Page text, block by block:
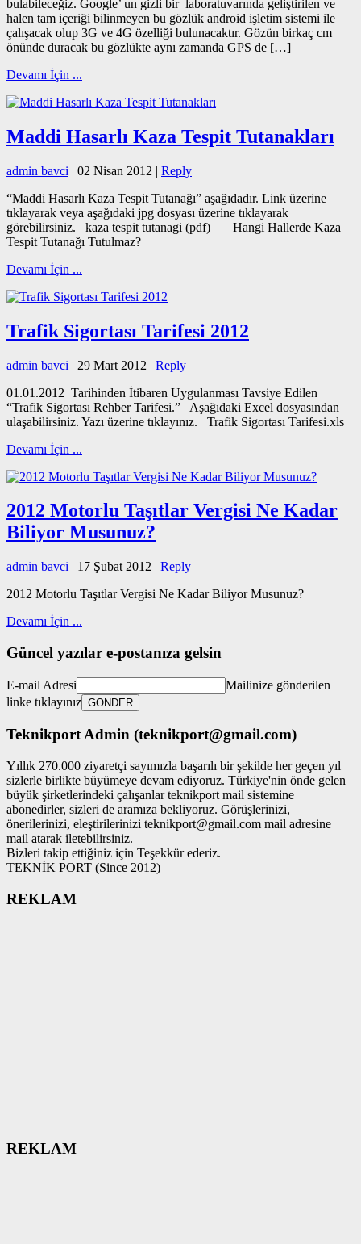
bulabileceğiz. Google’ un gizli bir laboratuvarında geliştirilen ve
halen tam içeriği bilinmeyen bu gözlük android işletim sistemi ile
çalışacak olup 3G ve 4G özelliği bulunacaktır. Gözün birkaç cm
önünde duracak bu gözlükte aynı zamanda GPS de […]
Devamı İçin ...
Maddi Hasarlı Kaza Tespit Tutanakları
admin bavci | 02 Nisan 2012 | Reply
“Maddi Hasarlı Kaza Tespit Tutanağı” aşağıdadır. Link üzerine
tıklayarak veya aşağıdaki jpg dosyası üzerine tıklayarak
görebilirsiniz. kaza tespit tutanagi (pdf) Hangi Hallerde Kaza
Tespit Tutanağı Tutulmaz?
Devamı İçin ...
Trafik Sigortası Tarifesi 2012
admin bavci | 29 Mart 2012 | Reply
01.01.2012 Tarihinden İtibaren Uygulanması Tavsiye Edilen
“Trafik Sigortası Rehber Tarifesi.” Aşağıdaki Excel dosyasından
ulaşabilirsiniz. Yazı üzerine tıklayınız. Trafik Sigortası Tarifesi.xls
Devamı İçin ...
2012 Motorlu Taşıtlar Vergisi Ne Kadar
Biliyor Musunuz?
admin bavci | 17 Şubat 2012 | Reply
2012 Motorlu Taşıtlar Vergisi Ne Kadar Biliyor Musunuz?
Devamı İçin ...
Güncel yazılar e-postanıza gelsin
E-mail Adresi
Mailinize gönderilen
linke tıklayınız
Teknikport Admin (teknikport@gmail.com)
Yıllık 270.000 ziyaretçi sayımızla başarılı bir şekilde her geçen yıl
sizlerle birlikte büyümeye devam ediyoruz. Türkiye'nin önde gelen
büyük şirketlerindeki çalışanlar teknikport mail sistemine
abonedirler, sizleri de aramıza bekliyoruz. Görüşlerinizi,
önerilerinizi, eleştirilerinizi teknikport@gmail.com mail adresine
mail atarak iletebilirsiniz.
Bizleri takip ettiğiniz için Teşekkür ederiz.
TEKNİK PORT (Since 2012)
REKLAM
REKLAM